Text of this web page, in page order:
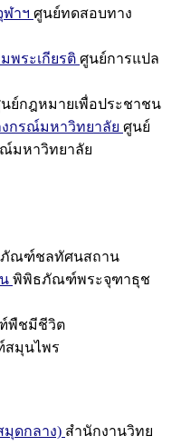
าฯ ศูนย์ทดสอบทาง
พระเกียรติ ศูนย์การแปล
ย์กฎหมายเพื่อประชาชน
กรณ์มหาวิทยาลัย ศูนย์
มหาวิทยาลัย
ณฑ์ชลทัศนสถาน
พิพิธภัณฑ์พระจุฑาธุช
พืชมีชีวิต
มุนไพร
มุดกลาง) สำนักงานวิทย